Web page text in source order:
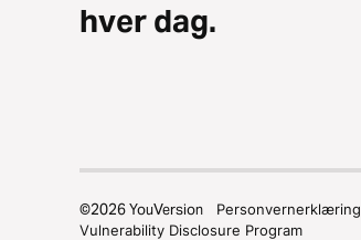
hver dag.
©2026YouVersion Personvernerklæring
Vulnerability Disclosure Program